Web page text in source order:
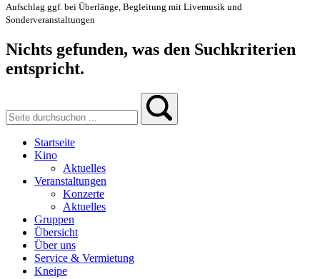
Aufschlag ggf. bei Überlänge, Begleitung mit Livemusik und
Sonderveranstaltungen
Nichts gefunden, was den Suchkriterien
entspricht.
Startseite
Kino
Aktuelles
Veranstaltungen
Konzerte
Aktuelles
Gruppen
Übersicht
Über uns
Service & Vermietung
Kneipe